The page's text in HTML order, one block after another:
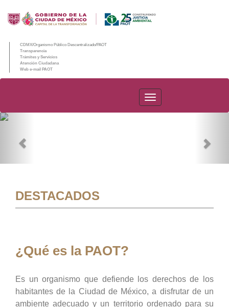
CDMX/Organismo Público Descentralizado/PAOT
Transparencia
Trámites y Servicios
Atención Ciudadana
Web e-mail PAOT
PAOT
DESTACADOS
¿Qué es la PAOT?
Es un organismo que defiende los derechos de los
habitantes de la Ciudad de México, a disfrutar de un
ambiente adecuado y un territorio ordenado para su